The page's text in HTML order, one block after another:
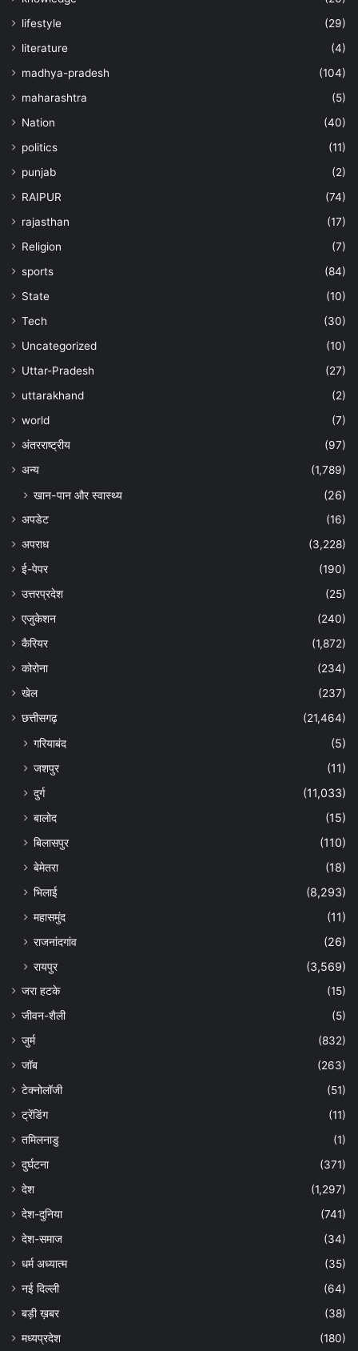
lifestyle
(29)
literature
(4)
madhya-pradesh
(104)
maharashtra
(5)
Nation
(40)
politics
(11)
punjab
(2)
RAIPUR
(74)
rajasthan
(17)
Religion
(7)
sports
(84)
State
(10)
Tech
(30)
Uncategorized
(10)
Uttar-Pradesh
(27)
uttarakhand
(2)
world
(7)
अंतरराष्ट्रीय
(97)
अन्‍य
(1,789)
खान-पान और स्वास्थ्य (26)
अपडेट
(16)
अपराध
(3,228)
ई-पेपर
(190)
उत्तरप्रदेश
(25)
एजुकेशन
(240)
कैरियर
(1,872)
कोरोना
(234)
खेल
(237)
छत्तीसगढ़
(21,464)
गरियाबंद
(5)
जशपुर
(11)
दुर्ग
(11,033)
बालोद
(15)
बिलासपुर
(110)
बेमेतरा
(18)
भिलाई
(8,293)
महासमुंद
(11)
राजनांदगांव
(26)
रायपुर
(3,569)
जरा हटके
(15)
जीवन-शैली
(5)
जुर्म
(832)
जॉब
(263)
टेक्नोलॉजी
(51)
ट्रेंडिंग
(11)
तमिलनाडु
(1)
दुर्घटना
(371)
देश
(1,297)
देश-दुनिया
(741)
देश-समाज
(34)
धर्म अध्यात्म
(35)
नई दिल्ली
(64)
बड़ी ख़बर
(38)
मध्यप्रदेश
(180)